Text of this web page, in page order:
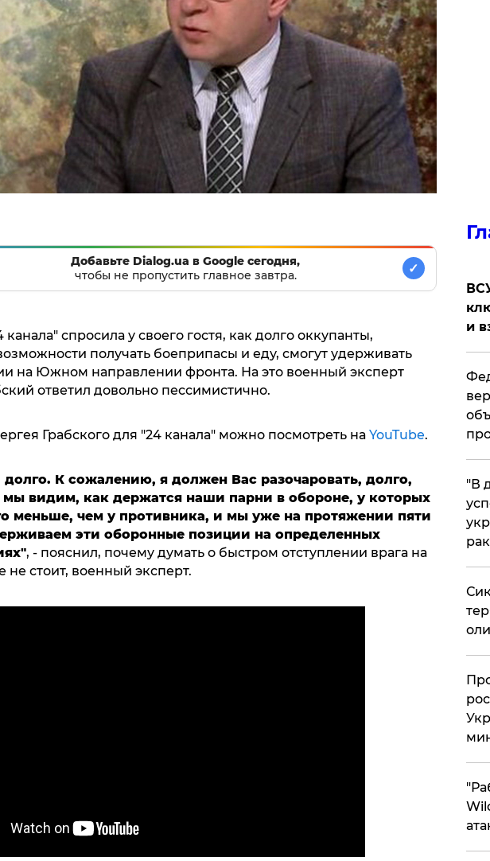
Добавьте Dialog.ua в Google сегодня,
чтобы не пропустить главное завтра.
✓
спросила у своего гостя, как долго оккупанты,
получать боеприпасы и еду, смогут удерживать
на Южном направлении фронта. На это военный эксперт
ответил довольно пессимистично.
Грабского для "24 канала" можно посмотреть наYouTube.
долго. К сожалению, я должен Вас разочаровать, долго,
мы видим, как держатся наши парни в обороне, у которых
меньше, чем у противника, и мы уже на протяжении пяти
эти оборонные позиции на определенных
, - пояснил, почему думать о быстром отступлении врага на
стоит, военный эксперт.
и
​"В